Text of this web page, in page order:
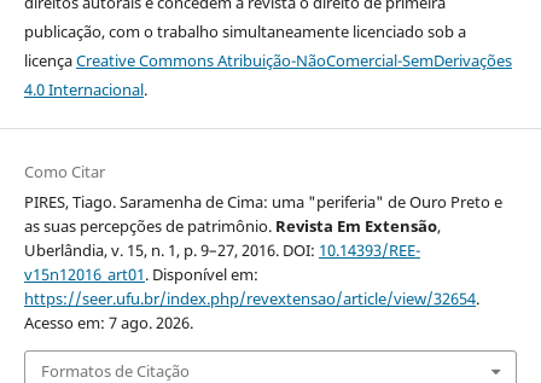
publicação, com o trabalho simultaneamente licenciado sob a
licençaCreative Commons Atribuição-NãoComercial-SemDerivações
4.0 Internacional.
Como Citar
PIRES, Tiago. Saramenha de Cima: uma "periferia" de Ouro Preto e
as suas percepções de patrimônio. Revista Em Extensão,
Uberlândia, v. 15, n. 1, p. 9–27, 2016. DOI: 10.14393/REE-
v15n12016_art01. Disponível em:
https://seer.ufu.br/index.php/revextensao/article/view/32654.
Acesso em: 7 ago. 2026.
Formatos de Citação